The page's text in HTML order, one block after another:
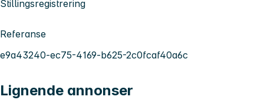
Stillingsregistrering
Referanse
e9a43240-ec75-4169-b625-2c0fcaf40a6c
Lignende annonser